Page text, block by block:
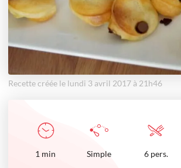
Recette créée le lundi 3 avril 2017 à 21h46
1 min Simple 6 pers.